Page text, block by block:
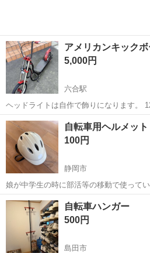
アメリカンキックボ
5,000円
六合駅
ヘッドライトは自作で飾りになります。
ことが出来ます。 他、サビ等ありますが
ん。
静岡 御前崎市 六合駅 その他
自転車用ヘルメット
100円
静岡市
娘が中学生の時に部活等の移動で使ってい
静岡 静岡市 その他
自転車ハンガー
500円
島田市